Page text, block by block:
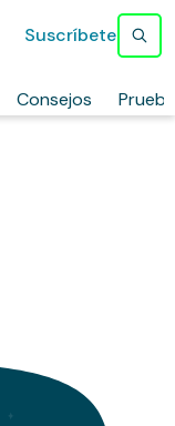
Consejos
Suscríbete